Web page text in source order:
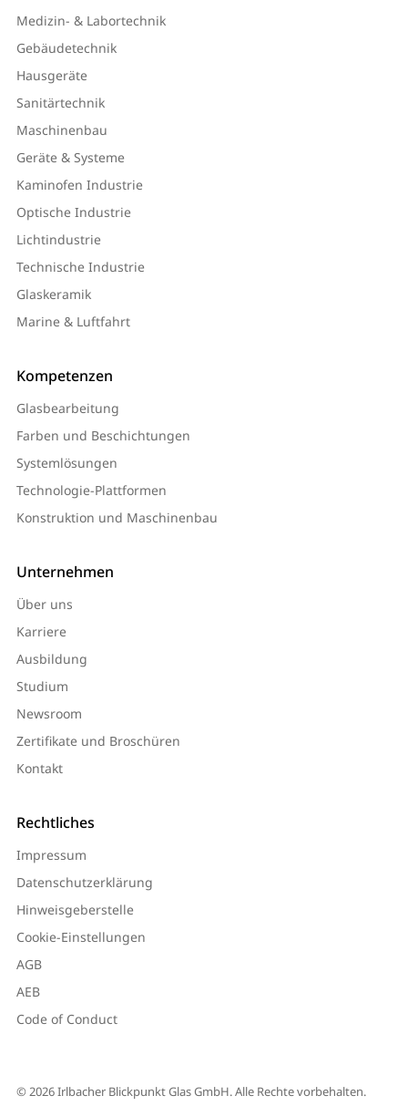
Medizin- & Labortechnik
Gebäudetechnik
Hausgeräte
Sanitärtechnik
Maschinenbau
Geräte & Systeme
Kaminofen Industrie
Optische Industrie
Lichtindustrie
Technische Industrie
Glaskeramik
Marine & Luftfahrt
Kompetenzen
Glasbearbeitung
Farben und Beschichtungen
Systemlösungen
Technologie-Plattformen
Konstruktion und Maschinenbau
Unternehmen
Über uns
Karriere
Ausbildung
Studium
Newsroom
Zertifikate und Broschüren
Kontakt
Rechtliches
Impressum
Datenschutzerklärung
Hinweisgeberstelle
Cookie-Einstellungen
AGB
AEB
Code of Conduct
© 2026 Irlbacher Blickpunkt Glas GmbH. Alle Rechte vorbehalten.